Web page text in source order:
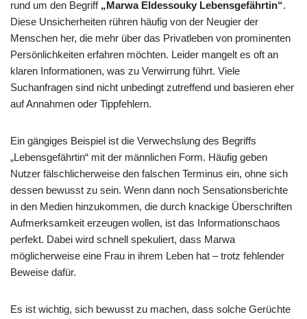
rund um den Begriff „Marwa Eldessouky Lebensgefährtin“.
Diese Unsicherheiten rühren häufig von der Neugier der
Menschen her, die mehr über das Privatleben von prominenten
Persönlichkeiten erfahren möchten. Leider mangelt es oft an
klaren Informationen, was zu Verwirrung führt. Viele
Suchanfragen sind nicht unbedingt zutreffend und basieren eher
auf Annahmen oder Tippfehlern.
Ein gängiges Beispiel ist die Verwechslung des Begriffs
„Lebensgefährtin“ mit der männlichen Form. Häufig geben
Nutzer fälschlicherweise den falschen Terminus ein, ohne sich
dessen bewusst zu sein. Wenn dann noch Sensationsberichte
in den Medien hinzukommen, die durch knackige Überschriften
Aufmerksamkeit erzeugen wollen, ist das Informationschaos
perfekt. Dabei wird schnell spekuliert, dass Marwa
möglicherweise eine Frau in ihrem Leben hat – trotz fehlender
Beweise dafür.
Es ist wichtig, sich bewusst zu machen, dass solche Gerüchte